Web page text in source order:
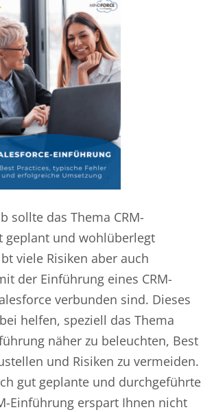
sollte das Thema CRM-
geplant und wohlüberlegt
viele Risiken aber auch
der Einführung eines CRM-
verbunden sind. Dieses
helfen, speziell das Thema
näher zu beleuchten, Best
und Risiken zu vermeiden.
gut geplante und durchgeführte
Einführung erspart Ihnen nicht